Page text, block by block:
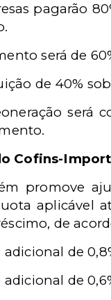
pagarão
será de
de 40%
será
Cofins-
promove
aplicável
de
de
de